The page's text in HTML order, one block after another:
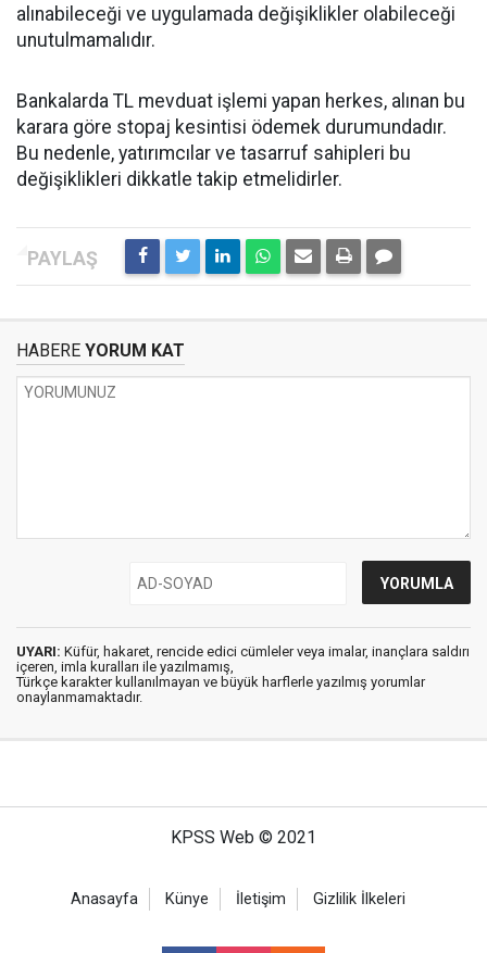
alınabileceği ve uygulamada değişiklikler olabileceği
unutulmamalıdır.
Bankalarda TL mevduat işlemi yapan herkes, alınan bu
karara göre stopaj kesintisi ödemek durumundadır.
Bu nedenle, yatırımcılar ve tasarruf sahipleri bu
değişiklikleri dikkatle takip etmelidirler.
HABERE YORUM KAT
UYARI: Küfür, hakaret, rencide edici cümleler veya imalar, inançlara saldırı
içeren, imla kuralları ile yazılmamış,
Türkçe karakter kullanılmayan ve büyük harflerle yazılmış yorumlar
onaylanmamaktadır.
KPSS Web © 2021
Anasayfa Künye İletişim Gizlilik İlkeleri